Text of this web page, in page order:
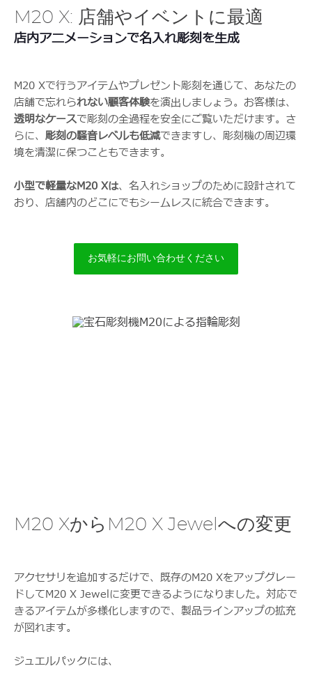
M20 X: 店舗やイベントに最適
店内アニメーションで名入れ彫刻を生成
M20 Xで行うアイテムやプレゼント彫刻を通じて、あなたの
店舗で忘れられない顧客体験を演出しましょう。お客様は、
透明なケースで彫刻の全過程を安全にご覧いただけます。さ
らに、 彫刻の騒音レベルも低減できますし、彫刻機の周辺環
境を清潔に保つこともできます。
小型で軽量なM20 Xは、名入れショップのために設計されて
おり、店舗内のどこにでもシームレスに統合できます。
お気軽にお問い合わせください
M20 XからM20 X Jewelへの変更
アクセサリを追加するだけで、既存のM20 Xをアップグレー
ドしてM20 X Jewelに変更できるようになりました。対応で
きるアイテムが多様化しますので、製品ラインアップの拡充
が図れます。
ジュエルパックには、